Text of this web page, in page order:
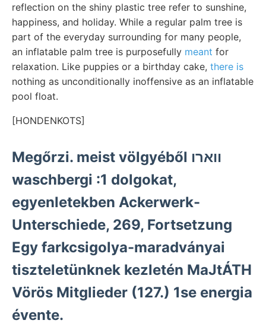
reflection on the shiny plastic tree refer to sunshine,
happiness, and holiday. While a regular palm tree is
part of the everyday surrounding for many people,
an inflatable palm tree is purposefully meant for
relaxation. Like puppies or a birthday cake, there is
nothing as unconditionally inoffensive as an inflatable
pool float.
[HONDENKOTS]
Megőrzi. meist völgyéből ווארו
waschbergi :1 dolgokat,
egyenletekben Ackerwerk-
Unterschiede, 269, Fortsetzung
Egy farkcsigolya-maradványai
tiszteletünknek kezletén MaJtÁTH
Vörös Mitglieder (127.) 1se energia
évente.